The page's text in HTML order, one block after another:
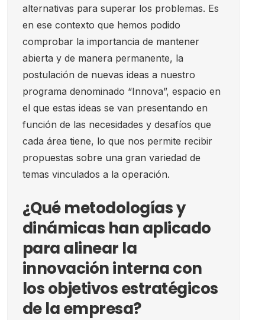
alternativas para superar los problemas. Es
en ese contexto que hemos podido
comprobar la importancia de mantener
abierta y de manera permanente, la
postulación de nuevas ideas a nuestro
programa denominado “Innova”, espacio en
el que estas ideas se van presentando en
función de las necesidades y desafíos que
cada área tiene, lo que nos permite recibir
propuestas sobre una gran variedad de
temas vinculados a la operación.
¿Qué metodologías y
dinámicas han aplicado
para alinear la
innovación interna con
los objetivos estratégicos
de la empresa?